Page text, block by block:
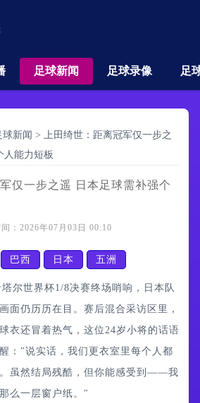
足球新闻 足球录像 足
球新闻 > 上田绮世：距离冠军仅一步之
人能力短板
仅一步之遥 日本足球需补强个
：2026年07月03日 00:10
巴西 日本 五洲
世界杯1/8决赛终场哨响，日本队
面仍历历在目。赛后混合采访区里，
衣还冒着热气，这位24岁小将的话语
："说实话，我们更衣室里每个人都
虽然结局残酷，但你能感受到——我
么一层窗户纸。"